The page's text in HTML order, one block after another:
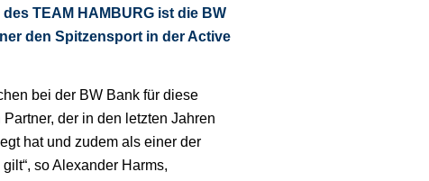
TEAM HAMBURG ist die BW
den Spitzensport in der Active
bei der BW Bank für diese
der in den letzten Jahren
hat und zudem als einer der
so Alexander Harms,